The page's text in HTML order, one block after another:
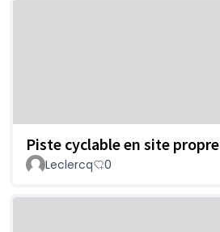
Piste cyclable en site propre
Leclercq
0